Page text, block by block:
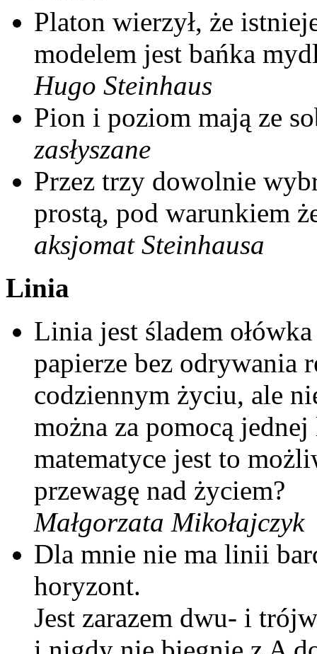
Platon wierzył, że
modelem jest bańka
Hugo Steinhaus
Pion i poziom mają ze
zasłyszane
Przez trzy dowolnie
prostą, pod warunkiem
aksjomat Steinhausa
Linia
Linia jest śladem
papierze bez odrywania
codziennym życiu, ale
można za pomocą
matematyce jest to
przewagę nad życiem?
Małgorzata Mikołajczyk
Dla mnie nie ma linii
horyzont.
Jest zarazem dwu- i